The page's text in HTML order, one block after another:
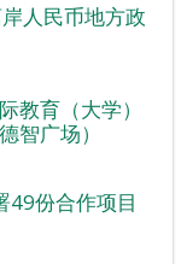
人民币地方政
教育（大学）
广场）
49份合作项目